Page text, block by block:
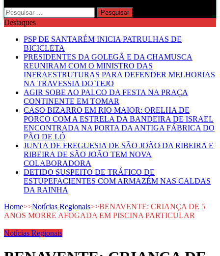
Pesquisar
por:
Destaques
PSP DE SANTARÉM INICIA PATRULHAS DE
BICICLETA
PRESIDENTES DA GOLEGÃ E DA CHAMUSCA
REUNIRAM COM O MINISTRO DAS
INFRAESTRUTURAS PARA DEFENDER MELHORIAS
NA TRAVESSIA DO TEJO
AGIR SOBE AO PALCO DA FESTA NA PRAÇA
CONTINENTE EM TOMAR
CASO BIZARRO EM RIO MAIOR: ORELHA DE
PORCO COM A ESTRELA DA BANDEIRA DE ISRAEL
ENCONTRADA NA PORTA DA ANTIGA FÁBRICA DO
PÃO DE LÓ
JUNTA DE FREGUESIA DE SÃO JOÃO DA RIBEIRA E
RIBEIRA DE SÃO JOÃO TEM NOVA
COLABORADORA
DETIDO SUSPEITO DE TRÁFICO DE
ESTUPEFACIENTES COM ARMAZÉM NAS CALDAS
DA RAINHA
Home>>Notícias Regionais>>BENAVENTE: CRIANÇA DE 5
ANOS MORRE AFOGADA EM PISCINA PARTICULAR
Notícias Regionais